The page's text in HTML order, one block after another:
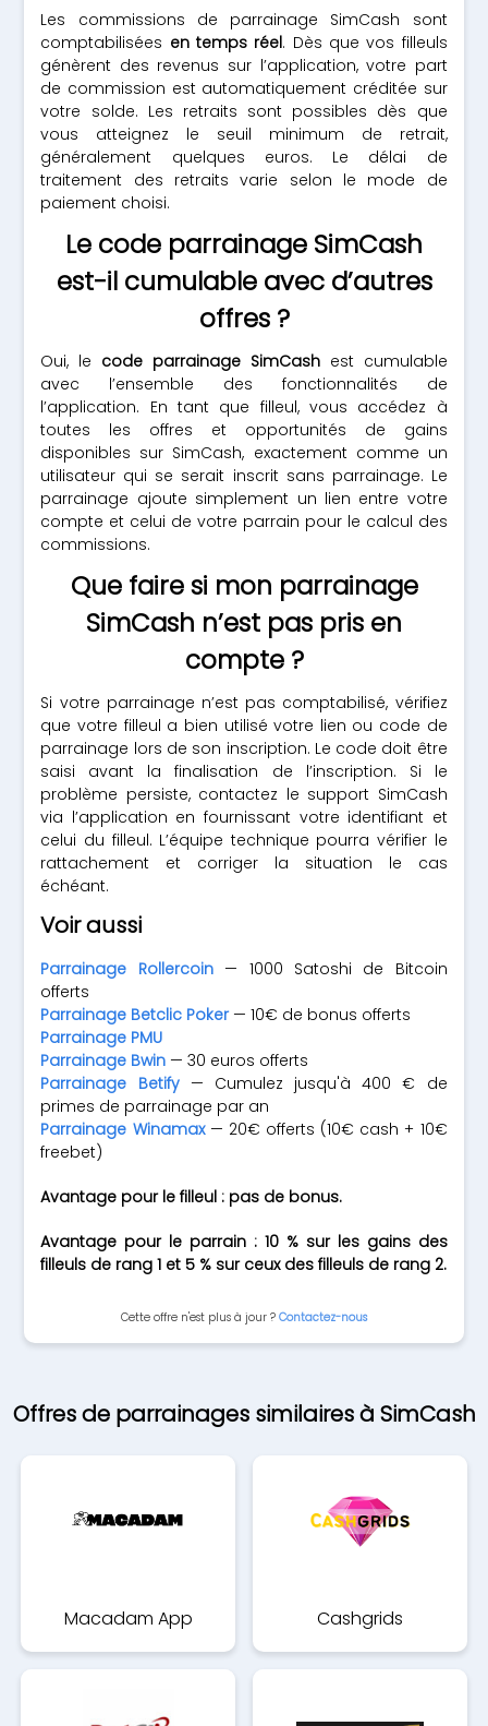
Les commissions de parrainage SimCash sont
comptabilisées en temps réel. Dès que vos filleuls
génèrent des revenus sur l’application, votre part
de commission est automatiquement créditée sur
votre solde. Les retraits sont possibles dès que
vous atteignez le seuil minimum de retrait,
généralement quelques euros. Le délai de
traitement des retraits varie selon le mode de
paiement choisi.
Le code parrainage SimCash
est-il cumulable avec d’autres
offres ?
Oui, le code parrainage SimCashest cumulable
avec l’ensemble des fonctionnalités de
l’application. En tant que filleul, vous accédez à
toutes les offres et opportunités de gains
disponibles sur SimCash, exactement comme un
utilisateur qui se serait inscrit sans parrainage. Le
parrainage ajoute simplement un lien entre votre
compte et celui de votre parrain pour le calcul des
commissions.
Que faire si mon parrainage
SimCash n’est pas pris en
compte ?
Si votre parrainage n’est pas comptabilisé, vérifiez
que votre filleul a bien utilisé votre lien ou code de
parrainage lors de son inscription. Le code doit être
saisi avant la finalisation de l’inscription. Si le
problème persiste, contactez le support SimCash
via l’application en fournissant votre identifiant et
celui du filleul. L’équipe technique pourra vérifier le
rattachement et corriger la situation le cas
échéant.
Voir aussi
Parrainage Rollercoin— 1000 Satoshi de Bitcoin
offerts
Parrainage Betclic Poker— 10€ de bonus offerts
Parrainage PMU
Parrainage Bwin — 30 euros offerts
Parrainage Betify— Cumulez jusqu'à 400 € de
primes de parrainage par an
Parrainage Winamax— 20€ offerts (10€ cash + 10€
freebet)
Avantage pour le filleul : pas de bonus.
Avantage pour le parrain : 10 % sur les gains des
filleuls de rang 1 et 5 % sur ceux des filleuls de rang 2.
Cette offre n'est plus à jour ? Contactez-nous
Offres de parrainages similaires à SimCash
Macadam App Cashgrids